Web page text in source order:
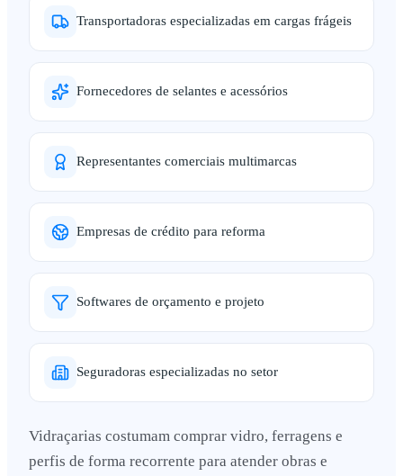
Transportadoras especializadas em cargas frágeis
Fornecedores de selantes e acessórios
Representantes comerciais multimarcas
Empresas de crédito para reforma
Softwares de orçamento e projeto
Seguradoras especializadas no setor
Vidraçarias costumam comprar vidro, ferragens e
perfis de forma recorrente para atender obras e